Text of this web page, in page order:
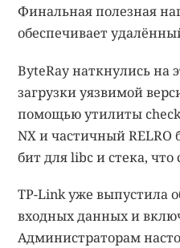
Финальная полезная
обеспечивает
ByteRay наткнулись на
загрузки уязвимой
помощью утилиты
NX и частичный RELRO
бит для libc и стека,
TP-Link уже выпустила
входных данных и
Администраторам